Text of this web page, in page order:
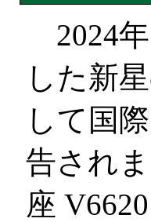
2024年
した新
して国
告され
座